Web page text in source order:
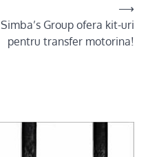
Simba’s Group ofera kit-uri
pentru transfer motorina!
⟶